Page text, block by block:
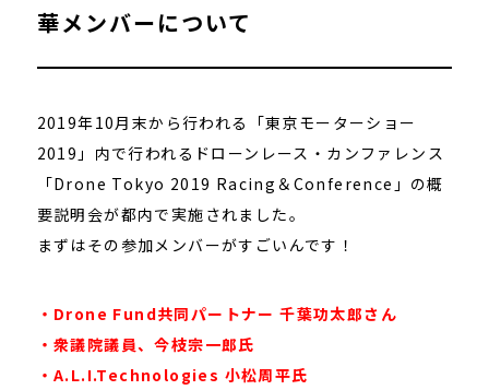
華メンバーについて
2019年10月末から行われる「東京モーターショー
2019」内で行われるドローンレース・カンファレンス
「Drone Tokyo 2019 Racing＆Conference」の概
要説明会が都内で実施されました。
まずはその参加メンバーがすごいんです！
・Drone Fund共同パートナー 千葉功太郎さん
・衆議院議員、今枝宗一郎氏
・A.L.I.Technologies 小松周平氏